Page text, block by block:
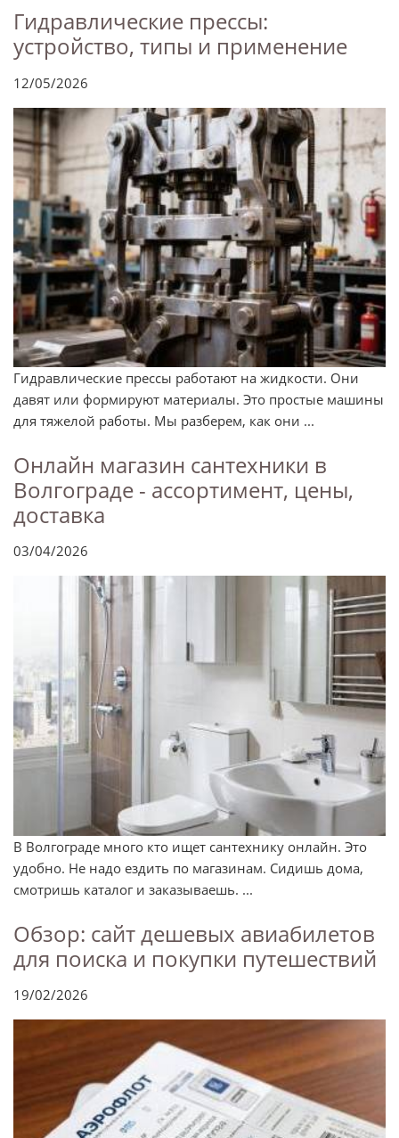
Гидравлические прессы:
устройство, типы и применение
12/05/2026
Гидравлические прессы работают на жидкости. Они
давят или формируют материалы. Это простые машины
для тяжелой работы. Мы разберем, как они ...
Онлайн магазин сантехники в
Волгограде - ассортимент, цены,
доставка
03/04/2026
В Волгограде много кто ищет сантехнику онлайн. Это
удобно. Не надо ездить по магазинам. Сидишь дома,
смотришь каталог и заказываешь. ...
Обзор: сайт дешевых авиабилетов
для поиска и покупки путешествий
19/02/2026